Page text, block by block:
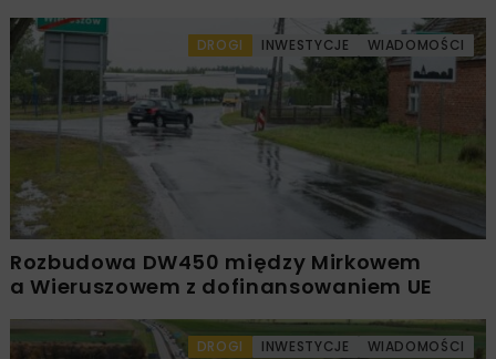
DROGI INWESTYCJE WIADOMOŚCI
Rozbudowa DW450 między Mirkowem
a Wieruszowem z dofinansowaniem UE
DROGI INWESTYCJE WIADOMOŚCI